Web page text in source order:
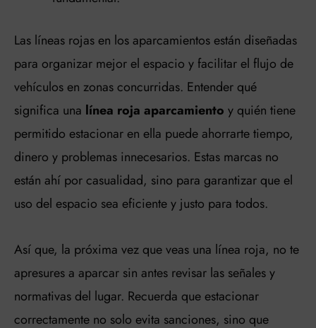
Las líneas rojas en los aparcamientos están diseñadas
para organizar mejor el espacio y facilitar el flujo de
vehículos en zonas concurridas. Entender qué
significa una línea roja aparcamiento y quién tiene
permitido estacionar en ella puede ahorrarte tiempo,
dinero y problemas innecesarios. Estas marcas no
están ahí por casualidad, sino para garantizar que el
uso del espacio sea eficiente y justo para todos.
Así que, la próxima vez que veas una línea roja, no te
apresures a aparcar sin antes revisar las señales y
normativas del lugar. Recuerda que estacionar
correctamente no solo evita sanciones, sino que